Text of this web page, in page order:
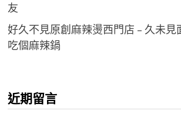
友
好久不見原創麻辣燙西門店 – 久未見
吃個麻辣鍋
近期留言